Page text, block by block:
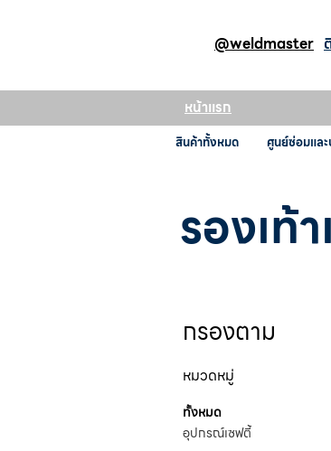
@weldmaster
หน้าแรก
สินค้าทั้งหมด ศูนย์ซ่อมและ
รองเท้
กรองตาม
หมวดหมู่
ทั้งหมด
อุปกรณ์เซฟตี้